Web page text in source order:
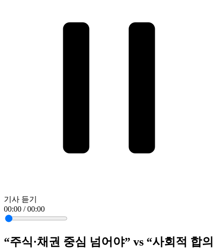
기사 듣기
00:00 / 00:00
“주식·채권 중심 넘어야” vs “사회적 합의